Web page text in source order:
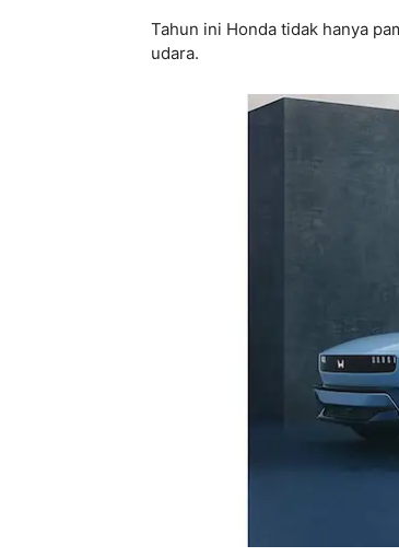
Tahun ini Honda tidak hanya
udara.